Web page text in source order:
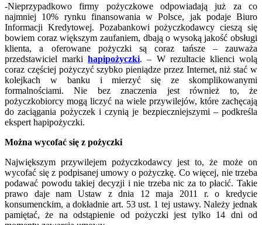
-Nieprzypadkowo firmy pożyczkowe odpowiadają już za co
najmniej 10% rynku finansowania w Polsce, jak podaje Biuro
Informacji Kredytowej. Pozabankowi pożyczkodawcy cieszą się
bowiem coraz większym zaufaniem, dbają o wysoką jakość obsługi
klienta, a oferowane pożyczki są coraz tańsze – zauważa
przedstawiciel markihapipożyczki. – W rezultacie klienci wolą
coraz częściej pożyczyć szybko pieniądze przez Internet, niż stać w
kolejkach w banku i mierzyć się ze skomplikowanymi
formalnościami. Nie bez znaczenia jest również to, że
pożyczkobiorcy mogą liczyć na wiele przywilejów, które zachęcają
do zaciągania pożyczek i czynią je bezpieczniejszymi – podkreśla
ekspert hapipożyczki.
Można wycofać się z pożyczki
Największym przywilejem pożyczkodawcy jest to, że może on
wycofać się z podpisanej umowy o pożyczkę. Co więcej, nie trzeba
podawać powodu takiej decyzji i nie trzeba nic za to płacić. Takie
prawo daje nam Ustaw z dnia 12 maja 2011 r. o kredycie
konsumenckim, a dokładnie art. 53 ust. 1 tej ustawy. Należy jednak
pamiętać, że na odstąpienie od pożyczki jest tylko 14 dni od